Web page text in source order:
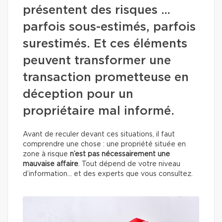
présentent des risques …
parfois sous-estimés, parfois
surestimés. Et ces éléments
peuvent transformer une
transaction prometteuse en
déception pour un
propriétaire mal informé.
Avant de reculer devant ces situations, il faut
comprendre une chose : une propriété située en
zone à risque n’est pas nécessairement une
mauvaise affaire. Tout dépend de votre niveau
d’information… et des experts que vous consultez.